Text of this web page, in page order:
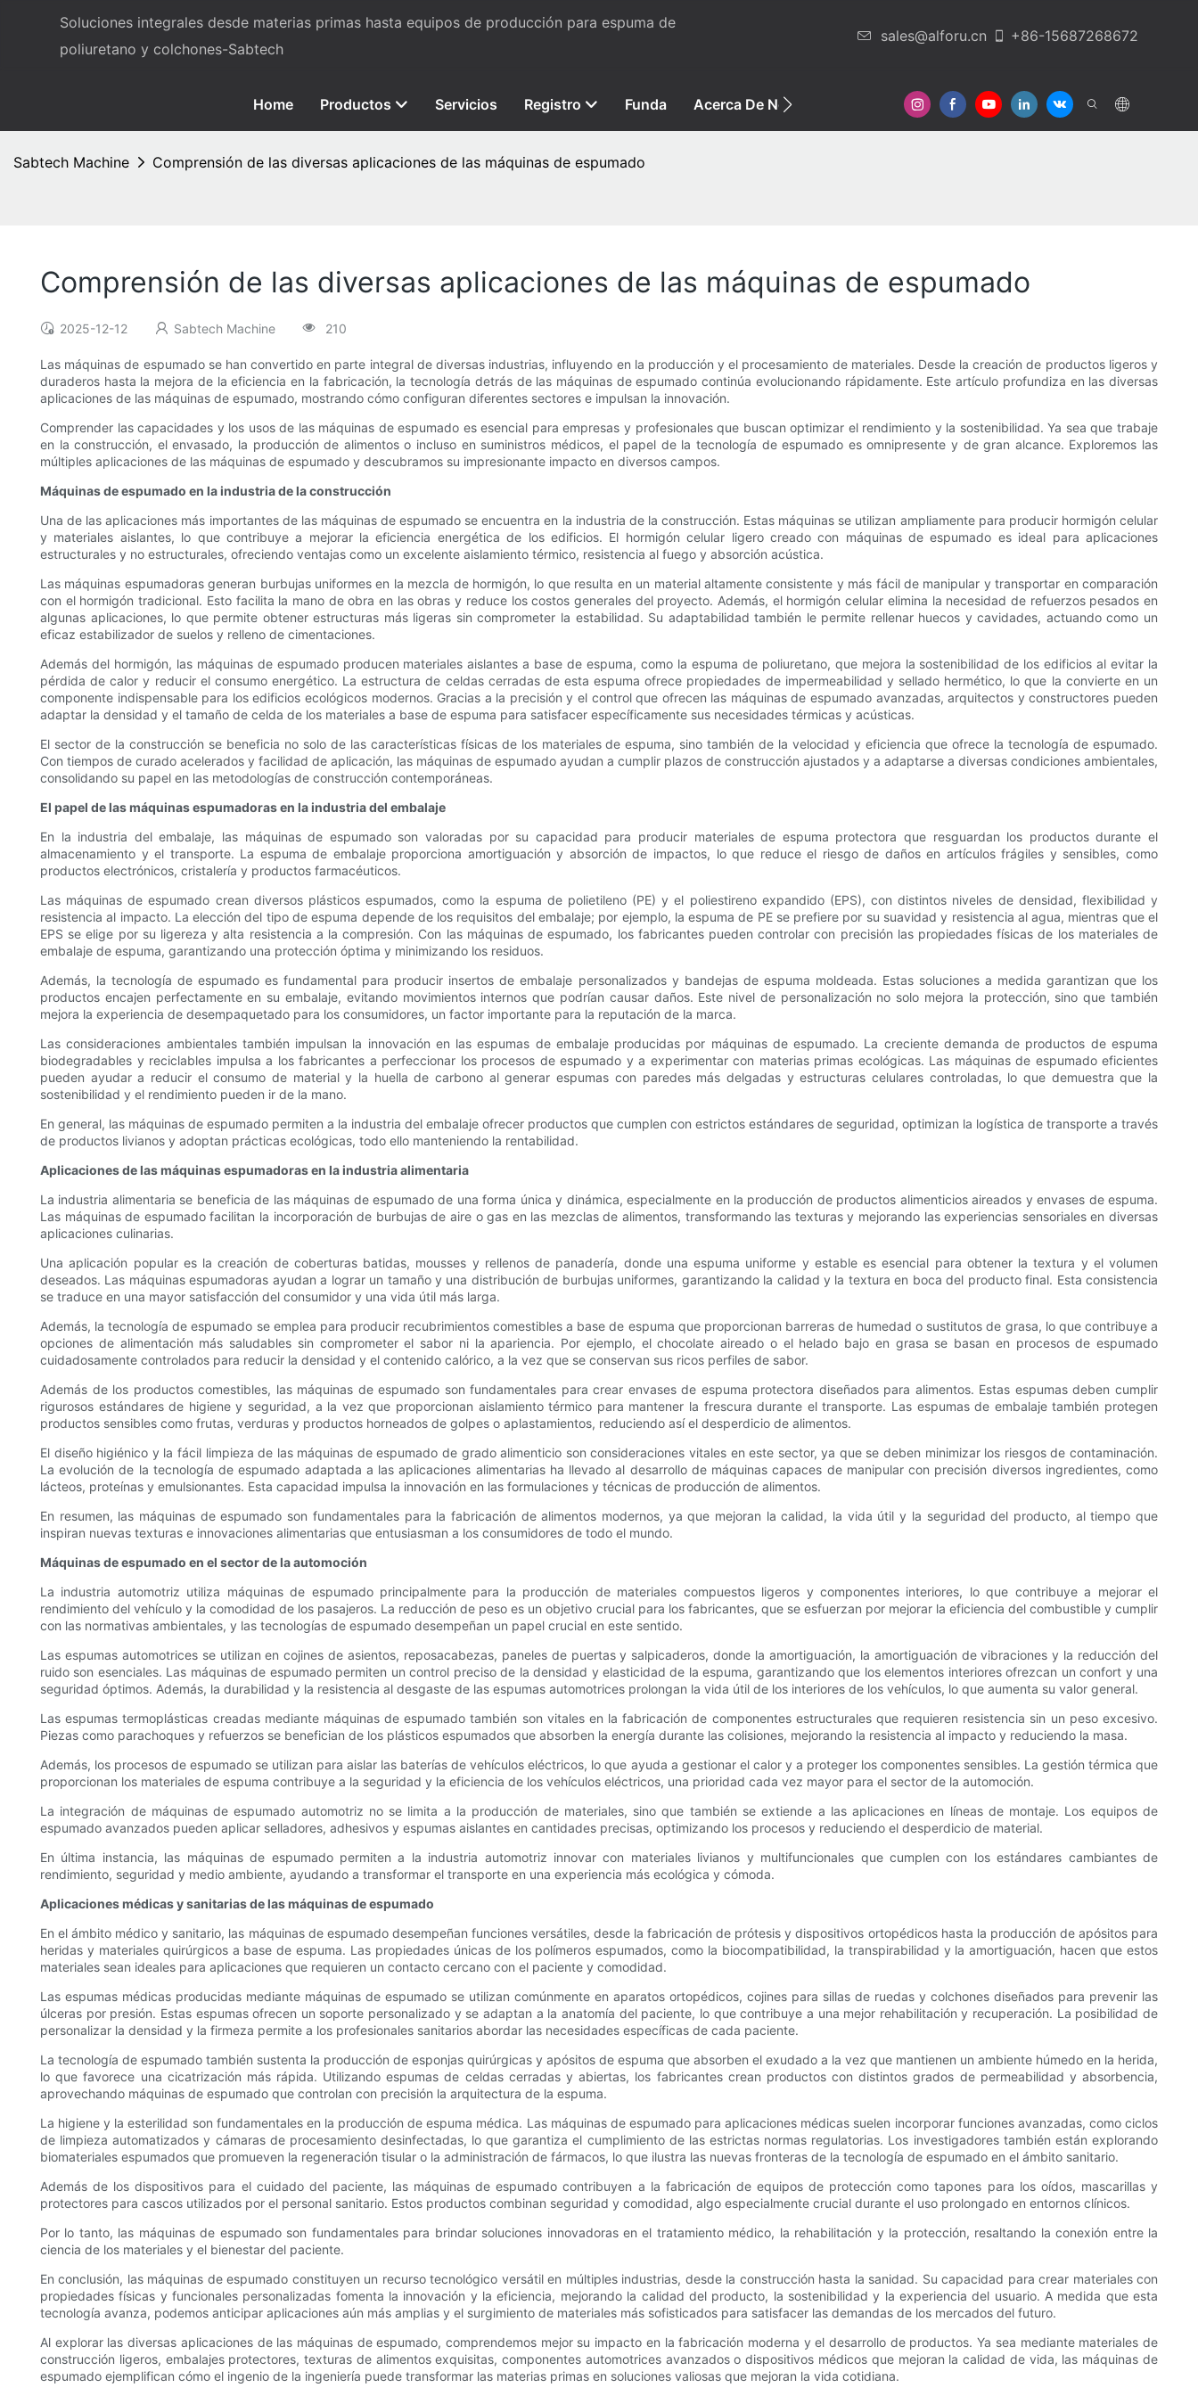
Soluciones integrales desde materias primas hasta equipos de producción para espuma de
poliuretano y colchones-Sabtech
sales@alforu.cn +86-15687268672
Home Productos Servicios Registro Funda Acerca De Nosotros Contáctenos
Sabtech Machine Comprensión de las diversas aplicaciones de las máquinas de espumado
Comprensión de las diversas aplicaciones de las máquinas de espumado
2025-12-12 Sabtech Machine 210
Las máquinas de espumado se han convertido en parte integral de diversas industrias, influyendo en la producción y el procesamiento de materiales. Desde la creación de productos ligeros y
duraderos hasta la mejora de la eficiencia en la fabricación, la tecnología detrás de las máquinas de espumado continúa evolucionando rápidamente. Este artículo profundiza en las diversas
aplicaciones de las máquinas de espumado, mostrando cómo configuran diferentes sectores e impulsan la innovación.
Comprender las capacidades y los usos de las máquinas de espumado es esencial para empresas y profesionales que buscan optimizar el rendimiento y la sostenibilidad. Ya sea que trabaje
en la construcción, el envasado, la producción de alimentos o incluso en suministros médicos, el papel de la tecnología de espumado es omnipresente y de gran alcance. Exploremos las
múltiples aplicaciones de las máquinas de espumado y descubramos su impresionante impacto en diversos campos.
Máquinas de espumado en la industria de la construcción
Una de las aplicaciones más importantes de las máquinas de espumado se encuentra en la industria de la construcción. Estas máquinas se utilizan ampliamente para producir hormigón celular
y materiales aislantes, lo que contribuye a mejorar la eficiencia energética de los edificios. El hormigón celular ligero creado con máquinas de espumado es ideal para aplicaciones
estructurales y no estructurales, ofreciendo ventajas como un excelente aislamiento térmico, resistencia al fuego y absorción acústica.
Las máquinas espumadoras generan burbujas uniformes en la mezcla de hormigón, lo que resulta en un material altamente consistente y más fácil de manipular y transportar en comparación
con el hormigón tradicional. Esto facilita la mano de obra en las obras y reduce los costos generales del proyecto. Además, el hormigón celular elimina la necesidad de refuerzos pesados ​​en
algunas aplicaciones, lo que permite obtener estructuras más ligeras sin comprometer la estabilidad. Su adaptabilidad también le permite rellenar huecos y cavidades, actuando como un
eficaz estabilizador de suelos y relleno de cimentaciones.
Además del hormigón, las máquinas de espumado producen materiales aislantes a base de espuma, como la espuma de poliuretano, que mejora la sostenibilidad de los edificios al evitar la
pérdida de calor y reducir el consumo energético. La estructura de celdas cerradas de esta espuma ofrece propiedades de impermeabilidad y sellado hermético, lo que la convierte en un
componente indispensable para los edificios ecológicos modernos. Gracias a la precisión y el control que ofrecen las máquinas de espumado avanzadas, arquitectos y constructores pueden
adaptar la densidad y el tamaño de celda de los materiales a base de espuma para satisfacer específicamente sus necesidades térmicas y acústicas.
El sector de la construcción se beneficia no solo de las características físicas de los materiales de espuma, sino también de la velocidad y eficiencia que ofrece la tecnología de espumado.
Con tiempos de curado acelerados y facilidad de aplicación, las máquinas de espumado ayudan a cumplir plazos de construcción ajustados y a adaptarse a diversas condiciones ambientales,
consolidando su papel en las metodologías de construcción contemporáneas.
El papel de las máquinas espumadoras en la industria del embalaje
En la industria del embalaje, las máquinas de espumado son valoradas por su capacidad para producir materiales de espuma protectora que resguardan los productos durante el
almacenamiento y el transporte. La espuma de embalaje proporciona amortiguación y absorción de impactos, lo que reduce el riesgo de daños en artículos frágiles y sensibles, como
productos electrónicos, cristalería y productos farmacéuticos.
Las máquinas de espumado crean diversos plásticos espumados, como la espuma de polietileno (PE) y el poliestireno expandido (EPS), con distintos niveles de densidad, flexibilidad y
resistencia al impacto. La elección del tipo de espuma depende de los requisitos del embalaje; por ejemplo, la espuma de PE se prefiere por su suavidad y resistencia al agua, mientras que el
EPS se elige por su ligereza y alta resistencia a la compresión. Con las máquinas de espumado, los fabricantes pueden controlar con precisión las propiedades físicas de los materiales de
embalaje de espuma, garantizando una protección óptima y minimizando los residuos.
Además, la tecnología de espumado es fundamental para producir insertos de embalaje personalizados y bandejas de espuma moldeada. Estas soluciones a medida garantizan que los
productos encajen perfectamente en su embalaje, evitando movimientos internos que podrían causar daños. Este nivel de personalización no solo mejora la protección, sino que también
mejora la experiencia de desempaquetado para los consumidores, un factor importante para la reputación de la marca.
Las consideraciones ambientales también impulsan la innovación en las espumas de embalaje producidas por máquinas de espumado. La creciente demanda de productos de espuma
biodegradables y reciclables impulsa a los fabricantes a perfeccionar los procesos de espumado y a experimentar con materias primas ecológicas. Las máquinas de espumado eficientes
pueden ayudar a reducir el consumo de material y la huella de carbono al generar espumas con paredes más delgadas y estructuras celulares controladas, lo que demuestra que la
sostenibilidad y el rendimiento pueden ir de la mano.
En general, las máquinas de espumado permiten a la industria del embalaje ofrecer productos que cumplen con estrictos estándares de seguridad, optimizan la logística de transporte a través
de productos livianos y adoptan prácticas ecológicas, todo ello manteniendo la rentabilidad.
Aplicaciones de las máquinas espumadoras en la industria alimentaria
La industria alimentaria se beneficia de las máquinas de espumado de una forma única y dinámica, especialmente en la producción de productos alimenticios aireados y envases de espuma.
Las máquinas de espumado facilitan la incorporación de burbujas de aire o gas en las mezclas de alimentos, transformando las texturas y mejorando las experiencias sensoriales en diversas
aplicaciones culinarias.
Una aplicación popular es la creación de coberturas batidas, mousses y rellenos de panadería, donde una espuma uniforme y estable es esencial para obtener la textura y el volumen
deseados. Las máquinas espumadoras ayudan a lograr un tamaño y una distribución de burbujas uniformes, garantizando la calidad y la textura en boca del producto final. Esta consistencia
se traduce en una mayor satisfacción del consumidor y una vida útil más larga.
Además, la tecnología de espumado se emplea para producir recubrimientos comestibles a base de espuma que proporcionan barreras de humedad o sustitutos de grasa, lo que contribuye a
opciones de alimentación más saludables sin comprometer el sabor ni la apariencia. Por ejemplo, el chocolate aireado o el helado bajo en grasa se basan en procesos de espumado
cuidadosamente controlados para reducir la densidad y el contenido calórico, a la vez que se conservan sus ricos perfiles de sabor.
Además de los productos comestibles, las máquinas de espumado son fundamentales para crear envases de espuma protectora diseñados para alimentos. Estas espumas deben cumplir
rigurosos estándares de higiene y seguridad, a la vez que proporcionan aislamiento térmico para mantener la frescura durante el transporte. Las espumas de embalaje también protegen
productos sensibles como frutas, verduras y productos horneados de golpes o aplastamientos, reduciendo así el desperdicio de alimentos.
El diseño higiénico y la fácil limpieza de las máquinas de espumado de grado alimenticio son consideraciones vitales en este sector, ya que se deben minimizar los riesgos de contaminación.
La evolución de la tecnología de espumado adaptada a las aplicaciones alimentarias ha llevado al desarrollo de máquinas capaces de manipular con precisión diversos ingredientes, como
lácteos, proteínas y emulsionantes. Esta capacidad impulsa la innovación en las formulaciones y técnicas de producción de alimentos.
En resumen, las máquinas de espumado son fundamentales para la fabricación de alimentos modernos, ya que mejoran la calidad, la vida útil y la seguridad del producto, al tiempo que
inspiran nuevas texturas e innovaciones alimentarias que entusiasman a los consumidores de todo el mundo.
Máquinas de espumado en el sector de la automoción
La industria automotriz utiliza máquinas de espumado principalmente para la producción de materiales compuestos ligeros y componentes interiores, lo que contribuye a mejorar el
rendimiento del vehículo y la comodidad de los pasajeros. La reducción de peso es un objetivo crucial para los fabricantes, que se esfuerzan por mejorar la eficiencia del combustible y cumplir
con las normativas ambientales, y las tecnologías de espumado desempeñan un papel crucial en este sentido.
Las espumas automotrices se utilizan en cojines de asientos, reposacabezas, paneles de puertas y salpicaderos, donde la amortiguación, la amortiguación de vibraciones y la reducción del
ruido son esenciales. Las máquinas de espumado permiten un control preciso de la densidad y elasticidad de la espuma, garantizando que los elementos interiores ofrezcan un confort y una
seguridad óptimos. Además, la durabilidad y la resistencia al desgaste de las espumas automotrices prolongan la vida útil de los interiores de los vehículos, lo que aumenta su valor general.
Las espumas termoplásticas creadas mediante máquinas de espumado también son vitales en la fabricación de componentes estructurales que requieren resistencia sin un peso excesivo.
Piezas como parachoques y refuerzos se benefician de los plásticos espumados que absorben la energía durante las colisiones, mejorando la resistencia al impacto y reduciendo la masa.
Además, los procesos de espumado se utilizan para aislar las baterías de vehículos eléctricos, lo que ayuda a gestionar el calor y a proteger los componentes sensibles. La gestión térmica que
proporcionan los materiales de espuma contribuye a la seguridad y la eficiencia de los vehículos eléctricos, una prioridad cada vez mayor para el sector de la automoción.
La integración de máquinas de espumado automotriz no se limita a la producción de materiales, sino que también se extiende a las aplicaciones en líneas de montaje. Los equipos de
espumado avanzados pueden aplicar selladores, adhesivos y espumas aislantes en cantidades precisas, optimizando los procesos y reduciendo el desperdicio de material.
En última instancia, las máquinas de espumado permiten a la industria automotriz innovar con materiales livianos y multifuncionales que cumplen con los estándares cambiantes de
rendimiento, seguridad y medio ambiente, ayudando a transformar el transporte en una experiencia más ecológica y cómoda.
Aplicaciones médicas y sanitarias de las máquinas de espumado
En el ámbito médico y sanitario, las máquinas de espumado desempeñan funciones versátiles, desde la fabricación de prótesis y dispositivos ortopédicos hasta la producción de apósitos para
heridas y materiales quirúrgicos a base de espuma. Las propiedades únicas de los polímeros espumados, como la biocompatibilidad, la transpirabilidad y la amortiguación, hacen que estos
materiales sean ideales para aplicaciones que requieren un contacto cercano con el paciente y comodidad.
Las espumas médicas producidas mediante máquinas de espumado se utilizan comúnmente en aparatos ortopédicos, cojines para sillas de ruedas y colchones diseñados para prevenir las
úlceras por presión. Estas espumas ofrecen un soporte personalizado y se adaptan a la anatomía del paciente, lo que contribuye a una mejor rehabilitación y recuperación. La posibilidad de
personalizar la densidad y la firmeza permite a los profesionales sanitarios abordar las necesidades específicas de cada paciente.
La tecnología de espumado también sustenta la producción de esponjas quirúrgicas y apósitos de espuma que absorben el exudado a la vez que mantienen un ambiente húmedo en la herida,
lo que favorece una cicatrización más rápida. Utilizando espumas de celdas cerradas y abiertas, los fabricantes crean productos con distintos grados de permeabilidad y absorbencia,
aprovechando máquinas de espumado que controlan con precisión la arquitectura de la espuma.
La higiene y la esterilidad son fundamentales en la producción de espuma médica. Las máquinas de espumado para aplicaciones médicas suelen incorporar funciones avanzadas, como ciclos
de limpieza automatizados y cámaras de procesamiento desinfectadas, lo que garantiza el cumplimiento de las estrictas normas regulatorias. Los investigadores también están explorando
biomateriales espumados que promueven la regeneración tisular o la administración de fármacos, lo que ilustra las nuevas fronteras de la tecnología de espumado en el ámbito sanitario.
Además de los dispositivos para el cuidado del paciente, las máquinas de espumado contribuyen a la fabricación de equipos de protección como tapones para los oídos, mascarillas y
protectores para cascos utilizados por el personal sanitario. Estos productos combinan seguridad y comodidad, algo especialmente crucial durante el uso prolongado en entornos clínicos.
Por lo tanto, las máquinas de espumado son fundamentales para brindar soluciones innovadoras en el tratamiento médico, la rehabilitación y la protección, resaltando la conexión entre la
ciencia de los materiales y el bienestar del paciente.
En conclusión, las máquinas de espumado constituyen un recurso tecnológico versátil en múltiples industrias, desde la construcción hasta la sanidad. Su capacidad para crear materiales con
propiedades físicas y funcionales personalizadas fomenta la innovación y la eficiencia, mejorando la calidad del producto, la sostenibilidad y la experiencia del usuario. A medida que esta
tecnología avanza, podemos anticipar aplicaciones aún más amplias y el surgimiento de materiales más sofisticados para satisfacer las demandas de los mercados del futuro.
Al explorar las diversas aplicaciones de las máquinas de espumado, comprendemos mejor su impacto en la fabricación moderna y el desarrollo de productos. Ya sea mediante materiales de
construcción ligeros, embalajes protectores, texturas de alimentos exquisitas, componentes automotrices avanzados o dispositivos médicos que mejoran la calidad de vida, las máquinas de
espumado ejemplifican cómo el ingenio de la ingeniería puede transformar las materias primas en soluciones valiosas que mejoran la vida cotidiana.